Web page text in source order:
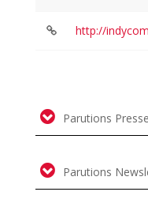
http://
Parutions Presse
Parutions